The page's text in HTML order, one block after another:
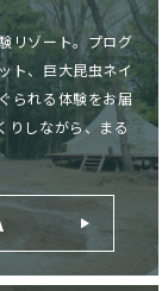
リゾート。プログ
ト、巨大昆虫ネイ
られる体験をお届
りしながら、まる